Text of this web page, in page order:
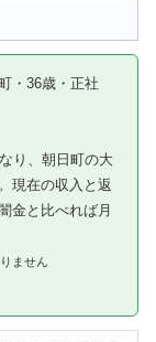
・36歳・正社
り、朝日町の大
現在の収入と返
金と比べれば月
ません